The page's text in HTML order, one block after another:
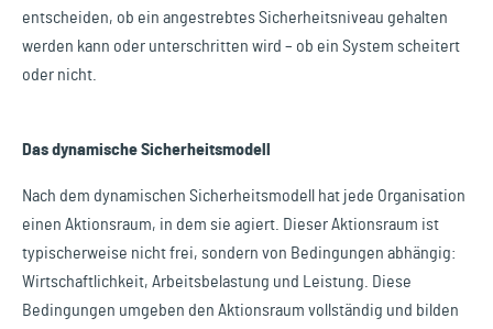
entscheiden, ob ein angestrebtes Sicherheitsniveau gehalten
werden kann oder unterschritten wird – ob ein System scheitert
oder nicht.
Das dynamische Sicherheitsmodell
Nach dem dynamischen Sicherheitsmodell hat jede Organisation
einen Aktionsraum, in dem sie agiert. Dieser Aktionsraum ist
typischerweise nicht frei, sondern von Bedingungen abhängig:
Wirtschaftlichkeit, Arbeitsbelastung und Leistung. Diese
Bedingungen umgeben den Aktionsraum vollständig und bilden